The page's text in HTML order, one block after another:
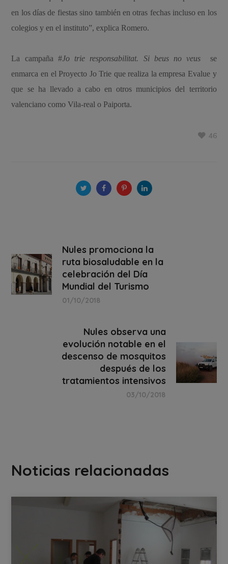
en los días de fiestas sino también en otras fechas incluso en los
colegios y en el instituto”, explica Romero.
La campaña #Jo trie responsabilitat. Si beus no veus se
enmarca en el Proyecto Jo Trie que realiza la empresa Evalue y
que se ha llevado a cabo en otros municipios del territorio
valenciano como Vila-real o Paiporta.
46
Nules promociona la
ruta biosaludable en la
celebración del Día
Mundial del Turismo
01/10/2018
Nules observa una
evolución notable en el
descenso de mosquitos
después de los
tratamientos intensivos
03/10/2018
Noticias relacionadas